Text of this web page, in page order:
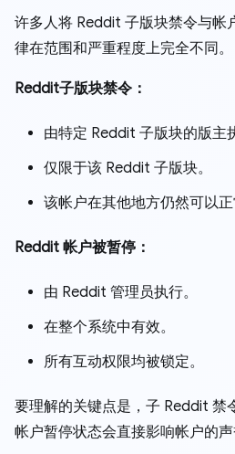
许多人将 Reddit 子版块禁令与帐
律在范围和严重程度上完全不同。
Reddit子版块禁令：
由特定 Reddit 子版块的版主
仅限于该 Reddit 子版块。
该帐户在其他地方仍然可以正
Reddit 帐户被暂停：
由 Reddit 管理员执行。
在整个系统中有效。
所有互动权限均被锁定。
要理解的关键点是，子 Reddit 禁
帐户暂停状态会直接影响帐户的声